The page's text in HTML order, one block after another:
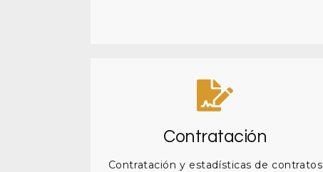
Contratación
Contratación y estadísticas de contratos